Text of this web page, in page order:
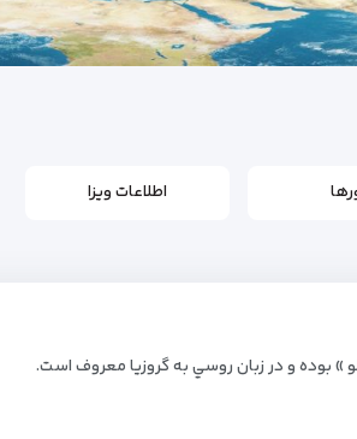
اطلاعات ویزا
» بوده و در زبان روسي به گروزيا معروف است.